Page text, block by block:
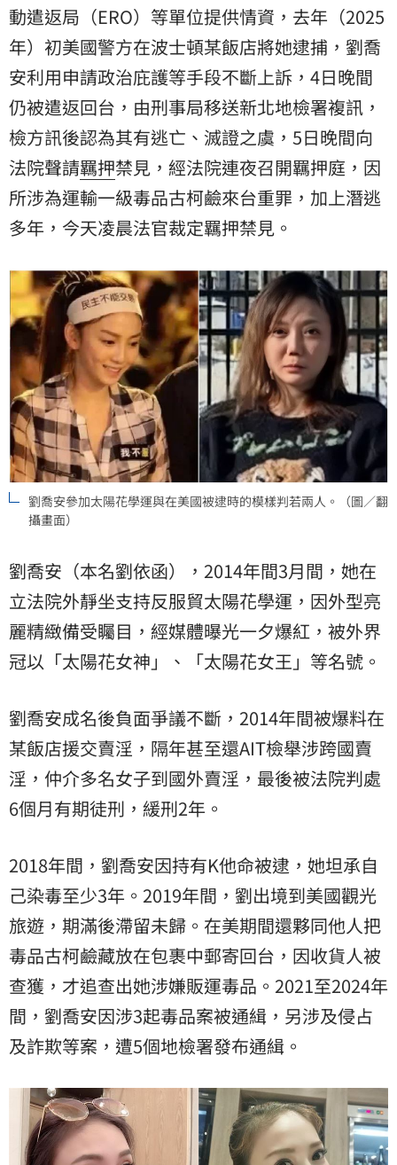
動遣返局（ERO）等單位提供情資，去年（2025
年）初美國警方在波士頓某飯店將她逮捕，劉喬
安利用申請政治庇護等手段不斷上訴，4日晚間
仍被遣返回台，由刑事局移送新北地檢署複訊，
檢方訊後認為其有逃亡、滅證之虞，5日晚間向
法院聲請羈押禁見，經法院連夜召開羈押庭，因
所涉為運輸一級毒品古柯鹼來台重罪，加上潛逃
多年，今天凌晨法官裁定羈押禁見。
劉喬安參加太陽花學運與在美國被逮時的模樣判若兩人。（圖／翻
攝畫面）
劉喬安（本名劉依函），2014年間3月間，她在
立法院外靜坐支持反服貿太陽花學運，因外型亮
麗精緻備受矚目，經媒體曝光一夕爆紅，被外界
冠以「太陽花女神」、「太陽花女王」等名號。
劉喬安成名後負面爭議不斷，2014年間被爆料在
某飯店援交賣淫，隔年甚至還AIT檢舉涉跨國賣
淫，仲介多名女子到國外賣淫，最後被法院判處
6個月有期徒刑，緩刑2年。
2018年間，劉喬安因持有K他命被逮，她坦承自
己染毒至少3年。2019年間，劉出境到美國觀光
旅遊，期滿後滯留未歸。在美期間還夥同他人把
毒品古柯鹼藏放在包裹中郵寄回台，因收貨人被
查獲，才追查出她涉嫌販運毒品。2021至2024年
間，劉喬安因涉3起毒品案被通緝，另涉及侵占
及詐欺等案，遭5個地檢署發布通緝。